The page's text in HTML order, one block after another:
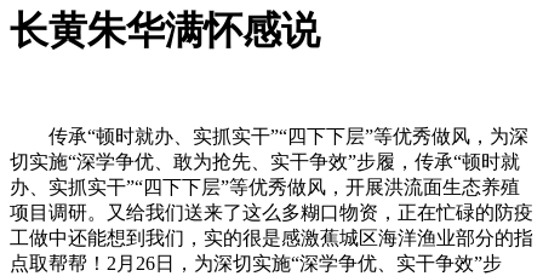
长黄朱华满怀感说
传承“顿时就办、实抓实干”“四下下层”等优秀做风，为深
切实施“深学争优、敢为抢先、实干争效”步履，传承“顿时就
办、实抓实干”“四下下层”等优秀做风，开展洪流面生态养殖
项目调研。又给我们送来了这么多糊口物资，正在忙碌的防疫
工做中还能想到我们，实的很是感激蕉城区海洋渔业部分的指
点取帮帮！2月26日，为深切实施“深学争优、实干争效”步